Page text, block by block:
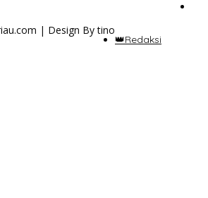
| Design By tino
👑Redaksi